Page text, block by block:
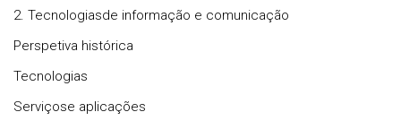
2. Tecnologiasde informação e comunicação
Perspetiva histórica
Tecnologias
Serviçose aplicações